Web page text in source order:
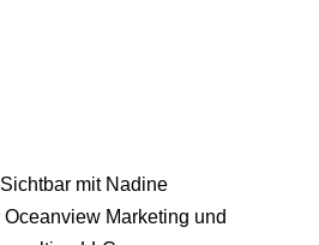
mit Nadine
Marketing und